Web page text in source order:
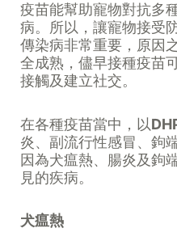
疫苗能幫助寵物對抗多
病。所以，讓寵物接受
傳染病非常重要，原因
全成熟，儘早接種疫苗
接觸及建立社交。
在各種疫苗當中，以
炎、副流行性感冒、鉤
因為犬瘟熱、腸炎及鉤
見的疾病。
犬瘟熱